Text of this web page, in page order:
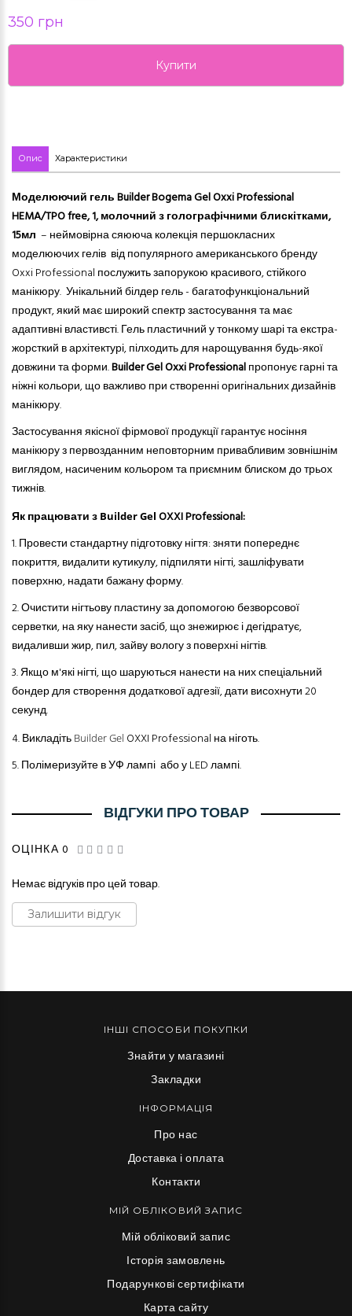
350 грн
Купити
Опис Характеристики
Моделюючий гель Builder Bogema Gel Oxxi Professional
HEMA/TPO free, 1, молочний з голографічними блискітками,
15мл – неймовірна сяююча колекція першокласних
моделюючих гелів від популярного американського бренду
Oxxi Professional послужить запорукою красивого, стійкого
манікюру. Унікальний білдер гель - багатофункціональний
продукт, який має широкий спектр застосування та має
адаптивні властивсті. Гель пластичний у тонкому шарі та екстра-
жорсткий в архітектурі, пілходить для нарощування будь-якої
довжини та форми.Builder Gel Oxxi Professionalпропонує гарні та
ніжні кольори, що важливо при створенні оригінальних дизайнів
манікюру.
Застосування якісної фірмової продукції гарантує носіння
манікюру з первозданним неповторним привабливим зовнішнім
виглядом, насиченим кольором та приємним блиском до трьох
тижнів.
Як працювати з Builder Gel OXXI Professional:
1. Провести стандартну підготовку нігтя: зняти попереднє
покриття, видалити кутикулу, підпиляти нігті, зашліфувати
поверхню, надати бажану форму.
2.Очистити нігтьову пластину за допомогою безворсової
серветки, на яку нанести засіб, що знежирює і дегідратує,
видаливши жир, пил, зайву вологу з поверхні нігтів.
3.Якщо м'які нігті, що шаруються нанести на них спеціальний
бондер для створення додаткової адгезії, дати висохнути 20
секунд.
4.Викладіть Builder Gel OXXI Professional на ніготь.
5.Полімеризуйте в УФ лампі або у LED лампі.
ВІДГУКИ ПРО ТОВАР
ОЦІНКА 0
Немає відгуків про цей товар.
Залишити відгук
ІНШІ СПОСОБИ ПОКУПКИ
Знайти у магазині
Закладки
ІНФОРМАЦІЯ
Про нас
Доставка і оплата
Контакти
МІЙ ОБЛІКОВИЙ ЗАПИС
Мій обліковий запис
Історія замовлень
Подарункові сертифікати
Карта сайту